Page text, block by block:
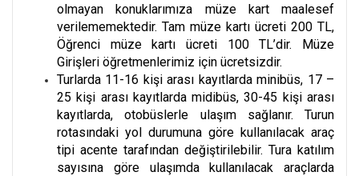
olmayan konuklarımıza müze kart maalesef
verilememektedir. Tam müze kartı ücreti 200 TL,
Öğrenci müze kartı ücreti 100 TL’dir. Müze
Girişleri öğretmenlerimiz için ücretsizdir.
Turlarda 11-16 kişi arası kayıtlarda minibüs, 17 –
25 kişi arası kayıtlarda midibüs, 30-45 kişi arası
kayıtlarda, otobüslerle ulaşım sağlanır. Turun
rotasındaki yol durumuna göre kullanılacak araç
tipi acente tarafından değiştirilebilir. Tura katılım
sayısına göre ulaşımda kullanılacak araçlarda